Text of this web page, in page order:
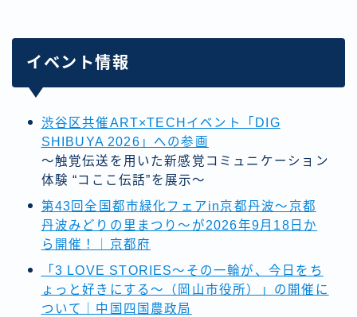
イベント情報
渋谷区共催ART×TECHイベント「DIG
SHIBUYA 2026」への参画
～触覚伝送を用いた新感覚コミュニケーション
体験 “コここ伝話”を展示～
第43回全国都市緑化フェアin京都丹波～京都
丹波みどりの里まつり～が2026年9月18日か
ら開催！｜京都府
「3 LOVE STORIES～その一輪が、今日をち
ょっと好きにする～（岡山市役所）」の開催に
ついて｜中国四国農政局